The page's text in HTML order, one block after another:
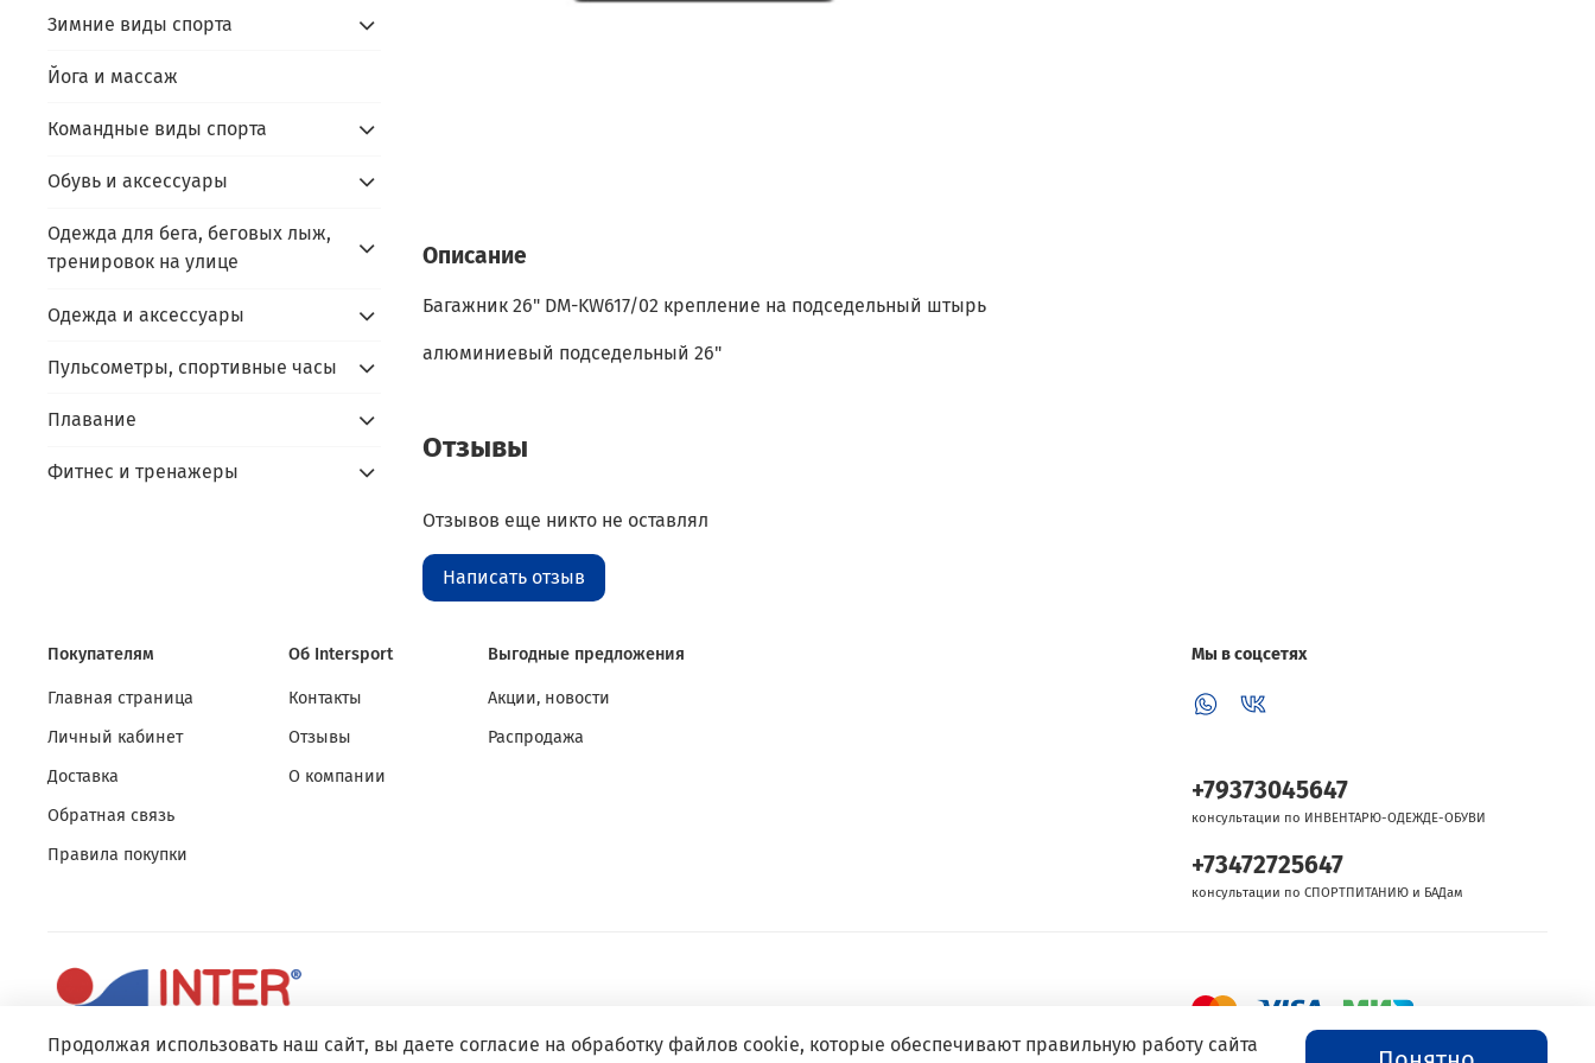
Описание
Багажник 26" DM-KW617/02 крепление на подседельный штырь
алюминиевый подседельный 26"
Отзывы
Отзывов еще никто не оставлял
Написать отзыв
Зимние виды спорта
Йога и массаж
Командные виды спорта
Обувь и аксессуары
Одежда для бега, беговых лыж,
тренировок на улице
Одежда и аксессуары
Пульсометры, спортивные часы
Плавание
Фитнес и тренажеры
Покупателям
Главная страница
Личный кабинет
Доставка
Обратная связь
Правила покупки
Об Intersport
Контакты
Отзывы
О компании
Выгодные предложения
Акции, новости
Распродажа
Мы в соцсетях
+79373045647
консультации по ИНВЕНТАРЮ-ОДЕЖДЕ-ОБУВИ
+73472725647
консультации по СПОРТПИТАНИЮ и БАДам
Продолжая использовать наш сайт, вы даете согласие на обработку файлов cookie, которые обеспечивают правильную работу сайта